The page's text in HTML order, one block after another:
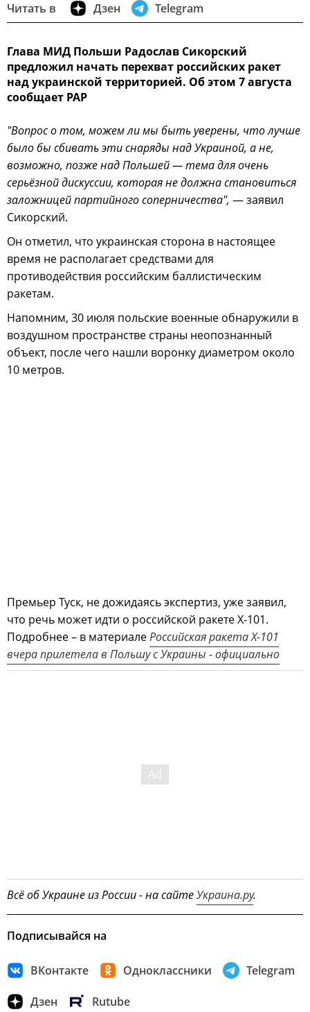
Читать в Дзен Telegram
Глава МИД Польши Радослав Сикорский
предложил начать перехват российских ракет
над украинской территорией. Об этом 7 августа
сообщает PAP
"Вопрос о том, можем ли мы быть уверены, что лучше
было бы сбивать эти снаряды над Украиной, а не,
возможно, позже над Польшей — тема для очень
серьёзной дискуссии, которая не должна становиться
заложницей партийного соперничества", — заявил
Сикорский.
Он отметил, что украинская сторона в настоящее
время не располагает средствами для
противодействия российским баллистическим
ракетам.
Напомним, 30 июля польские военные обнаружили в
воздушном пространстве страны неопознанный
объект, после чего нашли воронку диаметром около
10 метров.
Премьер Туск, не дожидаясь экспертиз, уже заявил,
что речь может идти о российской ракете Х-101.
Подробнее – в материалеРоссийская ракета Х-101
вчера прилетела в Польшу с Украины - официально
Всё об Украине из России - на сайтеУкраина.ру.
Подписывайся на
ВКонтакте Одноклассники Telegram
Дзен Rutube